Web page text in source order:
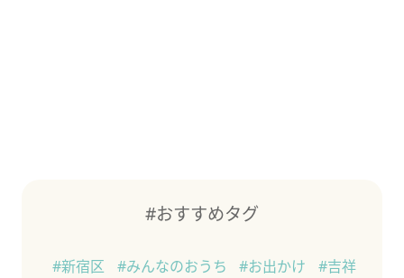
#おすすめタグ
#新宿区 #みんなのおうち #お出かけ
#吉祥